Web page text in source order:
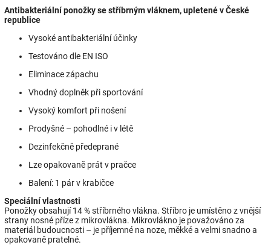
Antibakteriální ponožky se stříbrným vláknem, upletené v České
republice
Vysoké antibakteriální účinky
Testováno dle EN ISO
Eliminace zápachu
Vhodný doplněk při sportování
Vysoký komfort při nošení
Prodyšné – pohodlné i v létě
Dezinfekčně předeprané
Lze opakovaně prát v pračce
Balení: 1 pár v krabičce
Speciální vlastnosti
Ponožky obsahují 14 % stříbrného vlákna. Stříbro je umístěno z vnější
strany nosné příze z mikrovlákna. Mikrovlákno je považováno za
materiál budoucnosti – je příjemné na noze, měkké a velmi snadno a
opakovaně pratelné.